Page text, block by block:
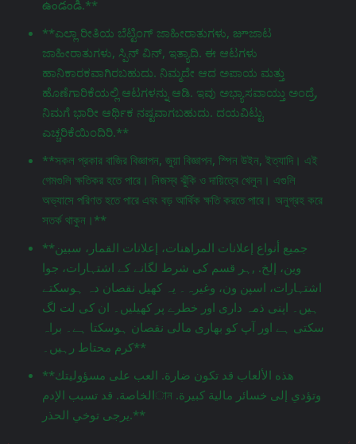
ఉండండి.**
**ಎಲ್ಲಾ ರೀತಿಯ ಬೆಟ್ಟಿಂಗ್ ಜಾಹೀರಾತುಗಳು, జూಜಾಟ
ಜಾಹೀರಾತುಗಳು, ಸ್ಪಿನ್ ವಿನ್, ಇತ್ಯಾದಿ. ಈ ಆಟಗಳು
ಹಾನಿಕಾರಕವಾಗಿರಬಹುದು. ನಿಮ್ಮದೇ ಆದ ಅಪಾಯ ಮತ್ತು
ಹೊಣೆಗಾರಿಕೆಯಲ್ಲಿ ಆಟಗಳನ್ನು ಆಡಿ. ಇವು ಅಭ್ಯಾಸವಾಯ್ತು ಅಂದ್ರೆ,
ನಿಮಗೆ ಭಾರೀ ಆರ್ಥಿಕ ನಷ್ಟವಾಗಬಹುದು. ದಯವಿಟ್ಟು
ಎಚ್ಚರಿಕೆಯಿಂದಿರಿ.**
**সকল প্রকার বাজির বিজ্ঞাপন, জুয়া বিজ্ঞাপন, স্পিন উইন, ইত্যাদি। এই
গেমগুলি ক্ষতিকর হতে পারে। নিজস্ব ঝুঁকি ও দায়িত্বে খেলুন। এগুলি
অভ্যাসে পরিণত হতে পারে এবং বড় আর্থিক ক্ষতি করতে পারে। অনুগ্রহ করে
সতর্ক থাকুন।**
**جميع أنواع إعلانات المراهنات، إعلانات القمار، سبين
وين، إلخ. ,ہر قسم کی شرط لگانے کے اشتہارات، جوا
اشتہارات، اسپن ون، وغیرہ۔ یہ کھیل نقصان دہ ہوسکتے
ہیں۔ اپنی ذمہ داری اور خطرے پر کھیلیں۔ ان کی لت لگ
سکتی ہے اور آپ کو بھاری مالی نقصان ہوسکتا ہے۔ براہ
کرم محتاط رہیں۔**
**هذه الألعاب قد تكون ضارة. العب على مسؤوليتك
الخاصة. قد تسبب الإدمান وتؤدي إلى خسائر مالية كبيرة.
يرجى توخي الحذر.**